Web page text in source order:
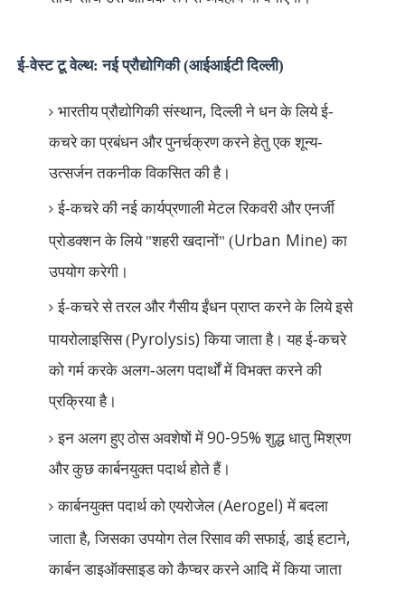
ई-वेस्ट टू वेल्थ: नई प्रौद्योगिकी (आईआईटी दिल्ली)
भारतीय प्रौद्योगिकी संस्थान,दिल्ली ने धन के लिये ई-
कचरे का प्रबंधन और पुनर्चक्रण करने हेतु एक शून्य-
उत्सर्जन तकनीक विकसित की है।
ई-कचरे की नई कार्यप्रणाली मेटल रिकवरी और एनर्जी
प्रोडक्शन के लिये "शहरी खदानों" (Urban Mine)का
उपयोग करेगी।
ई-कचरे से तरल और गैसीय ईंधन प्राप्त करने के लिये इसे
पायरोलाइसिस (Pyrolysis)किया जाता है। यह ई-कचरे
को गर्म करके अलग-अलग पदार्थों में विभक्त करने की
प्रक्रिया है।
इन अलग हुए ठोस अवशेषों में 90-95% शुद्ध धातु मिश्रण
और कुछ कार्बनयुक्त पदार्थ होते हैं।
कार्बनयुक्त पदार्थ को एयरोजेल (Aerogel)में बदला
जाता है,जिसका उपयोग तेल रिसाव की सफाई,डाई हटाने,
कार्बन डाइऑक्साइड को कैप्चर करने आदि में किया जाता